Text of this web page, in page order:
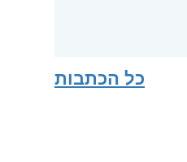
כל הכתבות